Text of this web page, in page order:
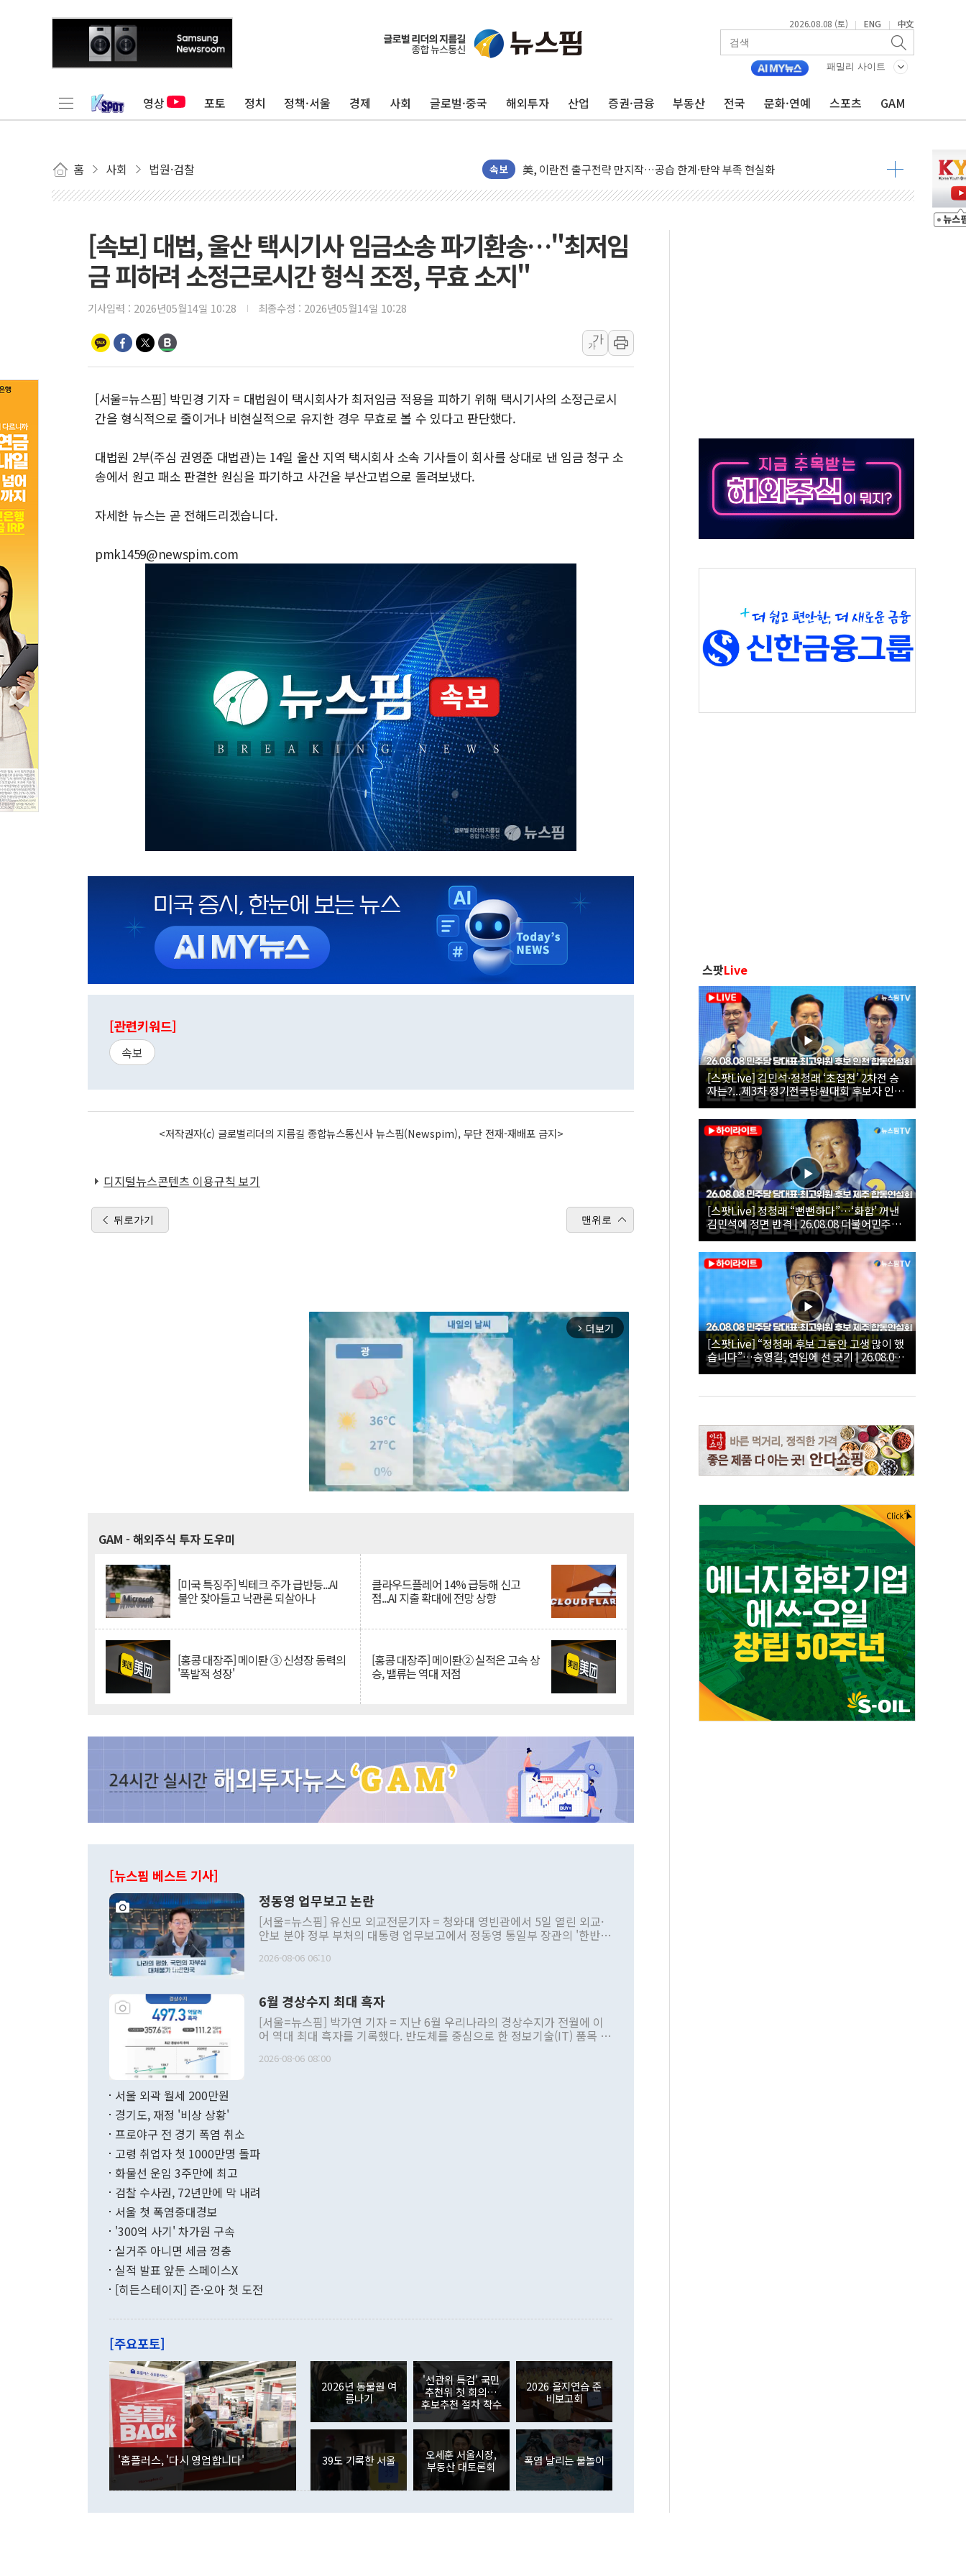
2026.08.08 (토) | ENG | 中文
패밀리 사이트
영상 포토 정치 정책·서울 경제 사회 글로벌·중국 해외투자 산업 증권·금융 부동산 전국 문화·연예 스포츠 GAM
홈 사회 법원·검찰 속보
[속보] 민주, 제주 경선 결과 발표...김민석 52.64% 정청래 39.89% 송영길 7.47%
이번주 국내 주요 금융일정(8.10~8.14)
강릉·동해·삼척 시간당 최대 50㎜ 폭우…강원 동해안 강한 비 이어져
폐기물 수거하다 참변…60대 환경미화원 수거차에 치여 사망
李대통령 "결혼 때문에 손해 보는 일 없게"…'결혼 페널티' 22개 과제 손본다
여수 오동도 인근 해상서 모터보트 전복…1명 사망·1명 실종
추미애, '위안부' 피해자 기림의 날 참석..."국제적 시민 연대로 목소리 내야"
'화합' 꺼낸 김민석에 '뻔뻔' 받아친 정청래…제주 연설서 신경전 고조
李대통령, ISA 개편 재검토 지시…與 "적극 환영"·野 "졸속 국정"
연일 폭염에 온열질환 사망 23명…정부, 비상대응기구 가동
인제 용대리 계곡서 수위 상승으로 피서객 7명 고립…전원 구조
동해시, 11~14일 '별똥별 멍' 운영…페르세우스 유성우 관측
강원 중·남부 동해안 시간당 50mm 이상 폭우…호우경보 발효
청양 밭에서 일하던 90대 숨져…온열질환 여부 조사
[속보] 대법, 울산 택시기사 임금소송 파기환송…"최저임
금 피하려 소정근로시간 형식 조정, 무효 소지"
기사입력 : 2026년05월14일 10:28 최종수정 : 2026년05월14일 10:28
가
가
[서울=뉴스핌] 박민경 기자 = 대법원이 택시회사가 최저임금 적용을 피하기 위해 택시기사의 소정근로시
간을 형식적으로 줄이거나 비현실적으로 유지한 경우 무효로 볼 수 있다고 판단했다.
대법원 2부(주심 권영준 대법관)는 14일 울산 지역 택시회사 소속 기사들이 회사를 상대로 낸 임금 청구 소
송에서 원고 패소 판결한 원심을 파기하고 사건을 부산고법으로 돌려보냈다.
자세한 뉴스는 곧 전해드리겠습니다.
pmk1459@newspim.com
[관련키워드]
속보
<저작권자(c) 글로벌리더의 지름길 종합뉴스통신사 뉴스핌(Newspim), 무단 전재-재배포 금지>
디지털뉴스콘텐츠 이용규칙 보기
뒤로가기 맨위로
arrow_forward_ios 더보기
GAM - 해외주식 투자 도우미
[미국 특징주] 빅테크 주가 급반등...AI
불안 잦아들고 낙관론 되살아나
클라우드플레어 14% 급등해 신고
점...AI 지출 확대에 전망 상향
[홍콩 대장주] 메이퇀 ③ 신성장 동력의
'폭발적 성장'
[홍콩 대장주] 메이퇀② 실적은 고속 상
승, 밸류는 역대 저점
[뉴스핌 베스트 기사]
정동영 업무보고 논란
[서울=뉴스핌] 유신모 외교전문기자 = 청와대 영빈관에서 5일 열린 외교·
안보 분야 정부 부처의 대통령 업무보고에서 정동영 통일부 장관의 '한반도
발언 중에는 정부 내 조율을 거치지 않은 사안을 정책으로 추진하겠다고 공
주의적 희망에 근거한 비현실적 구상'이라는 비판을 내놨다. 그동안 정 장
관의 대북 정책 관련 발언이 물의를 빚은 적은 여러 번 있지만 대통령과 유
관 부처 장관이 공개적으로 부정적 입장을 표명한 것은 이례적이다. 정 장
관의 무리한 대북 접근법과 월권을 제어해야 한다는 목소리도 높아지고 있
다. [정동영 통일부 장관이 지난달 23일 오후 서울 종로구 정부서울청사에
무너졌다고도 했다. 또 "현 시점에서 흘러간 선(先)비핵화만 되뇌는 것은
함께 4자 대화의 동력을 확보하기 위해 최선을 다할 것"이라고 말했다. 하
"우리의 선의대로 하는 게 과연 한반도의 평화와 안정에 플러스냐, 결론적
관은 업무보고 사후 브리핑에서 정 장관이 언급한 '4자 회담'에 대해 "이상
이 9월 러시아 블라디보스토크에서 열리는 '동방경제포럼(EEF)'을 언급하
며 "정부 차원에서 (참석을) 검토하고 있다"고 발언한 데 대해서도 조 장관
은 "그것은 외교부의 몫"이라며 "아직 거기까지 진도가 나가지 않았다"고
잘랐다. 정 장관이 이날 소개한 대북 구상과 설명은 정부 내 조율을 거치지
않았다는 점에서 문제가 있다. 특히 주적 표현 대체와 국호 사용, 9·19 군
사합의 복원, 4자회담 추진 등은 통일부 장관이 결정할 사안이 아니어서 월
권이라는 지적이 나오고 있다. 이 대통령은 정 장관의 업무보고를 듣고 난
뒤 "여기 업무보고에 발표했다고 승인난 건 아니다"라고 재차 확인했다. 정
부의 한 소식통은 "정 장관의 발언 내용은 대부분 국가안전보장회의(NSC)
를 거쳐 결정된 사안이 아닌 정 장관의 개인적 생각에 가깝다"며 "안보 관
련 부처 장관이 정부의 공식 정책이 아닌 사안을 추진하겠다고 업무보고를
하고 대통령의 면전에서 '국군통수권자가 나서야 한다'고 주장한 것은 심각
2026-08-06 06:10
6월 경상수지 최대 흑자
[서울=뉴스핌] 박가연 기자 = 지난 6월 우리나라의 경상수지가 전월에 이
어 역대 최대 흑자를 기록했다. 반도체를 중심으로 한 정보기술(IT) 품목 수
료=한국은행] 한국은행이 6일 발표한 '2026년 6월 국제수지(잠정)'에 따르
며 월간 기준 처음으로 1000억달러를 넘어섰다. 상품수입은 644억8000만
196.9% 급증했고 컴퓨터·주변기기(SSD)는 282.7% 증가했다. IT 품목
수출은 160.4% 늘었으며 비IT 품목도 ▲석유제품(47.5%) ▲화공품
기록했지만 지식재산권사용료수지는 전월 흑자에서 4억4000만달러 적자
로 전환됐다. 본원소득수지는 배당소득을 중심으로 32억7000만달러 흑자
는 배당수입이 늘어난 데다 전월 분기배당에 따른 기저효과로 배당지급이
였던 올해 3월(369억9000만달러)을 넘어선 것이다. 직접투자에서는 내국
인의 해외투자가 80억1000만달러, 외국인의 국내투자가 46억3000만달러
각각 증가했다. 증권투자에서는 외국인의 국내 주식 매도세가 이어졌다. 외
국인의 국내 주식 투자는 차익실현 매도 등의 영향으로 316억1000만달러
감소하며 전월(-310억5000만달러)에 이어 역대 최대 순매도 기록을 다시
경신했다. 외국인의 국내 채권투자는 세계국채지수(WGBI) 자금 유입에도
분기 말 만기도래 영향으로 증가 폭이 줄어든 52억9000만달러를 기록했
다. 내국인의 해외 증권투자는 주식을 중심으로 35억6000만달러 증가했
다. eoyn2@newspim.com
2026-08-06 08:00
서울 외곽 월세 200만원
경기도, 재정 '비상 상황'
프로야구 전 경기 폭염 취소
고령 취업자 첫 1000만명 돌파
화물선 운임 3주만에 최고
검찰 수사권, 72년만에 막 내려
서울 첫 폭염중대경보
'300억 사기' 차가원 구속
실거주 아니면 세금 껑충
실적 발표 앞둔 스페이스X
[히든스테이지] 즌·오아 첫 도전
[주요포토]
'홈플러스, '다시 영업합니다'
2026년 동물원 여
름나기
'선관위 특검' 국민
추천위 첫 회의…
후보추천 절차 착수
2026 을지연습 준
비보고회
39도 기록한 서울
오세훈 서울시장,
부동산 대토론회
폭염 날리는 물놀이
스팟Live
[스팟Live] 김민석·정청래 ‘초접전’ 2차전 승
자는?...제3차 정기전국당원대회 후보자 인천
합동연설회 생중계 | 26.08.08
[스팟Live] 정청래 “뻔뻔하다”…‘화합’ 꺼낸
김민석에 정면 반격 | 26.08.08 더불어민주당
당대표·최고위원 후보 제주 합동연설회
[스팟Live] “정청래 후보 그동안 고생 많이 했
습니다”…송영길, 연임에 선 긋기 | 26.08.08
더불어민주당 당대표·최고위원 후보 제주 합